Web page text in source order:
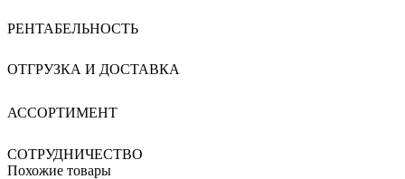
РЕНТАБЕЛЬНОСТЬ
ОТГРУЗКА И ДОСТАВКА
АССОРТИМЕНТ
СОТРУДНИЧЕСТВО
Похожие товары